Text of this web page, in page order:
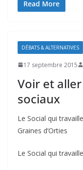
Read More
DÉBATS & ALTERNATIVES
17 septembre 2015
Voir et
sociaux
Le Social qui
Graines d’Orties
Le Social qui